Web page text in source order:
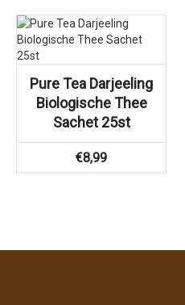
Pure Tea Darjeeling
Biologische Thee
Sachet 25st
€8,99